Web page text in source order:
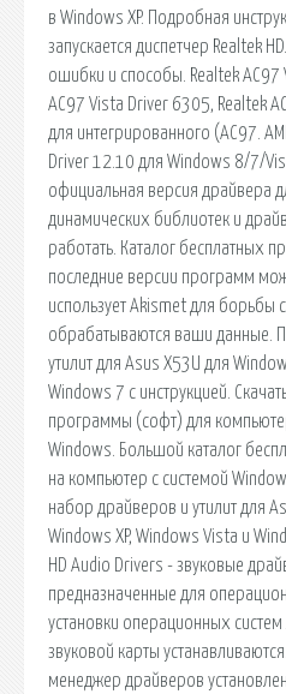
в Windows XP. Подробная
запускается диспетчер Realtek
ошибки и способы. Realtek AC97
AC97 Vista Driver 6305, Realtek
для интегрированного (AC97.
Driver 12.10 для Windows 8/7/
официальная версия драйвера
динамических библиотек и
работать. Каталог бесплатных
последние версии программ
использует Akismet для борьбы
обрабатываются ваши данные.
утилит для Asus X53U для
Windows 7 с инструкцией.
программы (софт) для
Windows. Большой каталог
на компьютер с системой
набор драйверов и утилит для
Windows XP, Windows Vista и
HD Audio Drivers - звуковые
предназначенные для
установки операционных
звуковой карты
менеджер драйверов